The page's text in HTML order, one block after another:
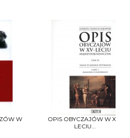
W
OPIS OBYCZAJÓW W XV-
LECIU...